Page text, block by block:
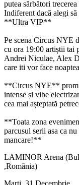
putea sărbători
Indiferent dacă alegi
**Ultra VIP**
Pe scena Circus NYE
cu ora 19:00 artiștii tai
Andrei Niculae, Alex
care iti vor face
**Circus NYE**
intense și vibe
cea mai așteptată
​​**Toata zona
parcusul serii asa ca
mancare!**
LAMINOR Arena
,România)
Marti, 31 Decembrie